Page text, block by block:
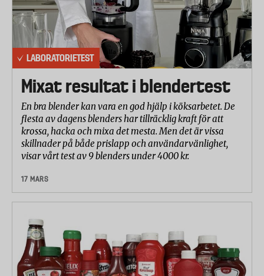
LABORATORIETEST
Mixat resultat i blendertest
En bra blender kan vara en god hjälp i köksarbetet. De
flesta av dagens blenders har tillräcklig kraft för att
krossa, hacka och mixa det mesta. Men det är vissa
skillnader på både prislapp och användarvänlighet,
visar vårt test av 9 blenders under 4000 kr.
17 MARS